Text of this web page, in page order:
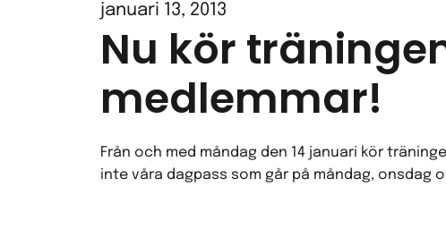
januari 13, 2013
Nu kör
medlemmar!
Från och med måndag den 14 januari kör
inte våra dagpass som går på måndag, onsdag